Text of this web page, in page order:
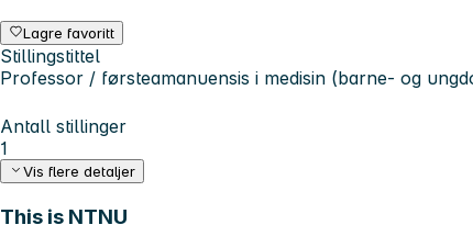
Lagre favoritt
Stillingstittel
Professor / førsteamanuensis i medisin (barne- og
Antall stillinger
1
Vis flere detaljer
This is NTNU